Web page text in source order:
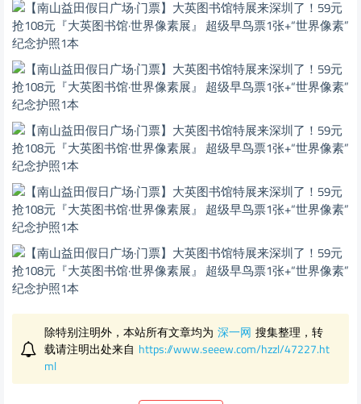
除特别注明外，本站所有文章均为 深一网 搜集整理，转
载请注明出处来自 https://www.seeew.com/hzzl/47227.ht
ml